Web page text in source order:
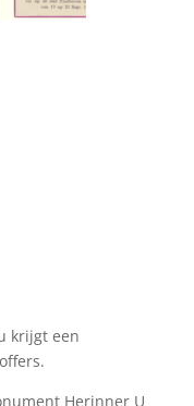
krijgt een
Herinner U